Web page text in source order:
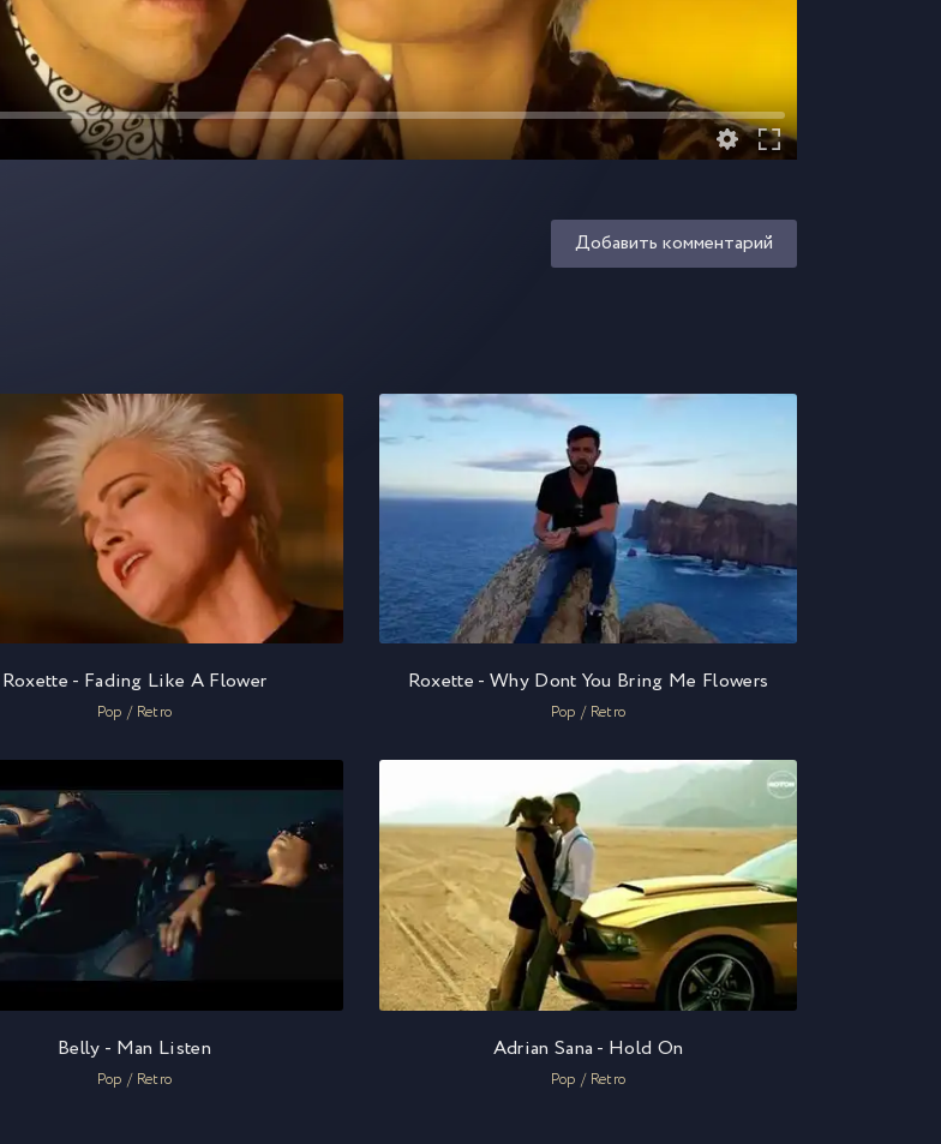
Добавить комментарий
Roxette - Fading Like A Flower
Pop / Retro
Roxette - Why Dont You Bring Me Flowers
Pop / Retro
Belly - Man Listen
Pop / Retro
Adrian Sana - Hold On
Pop / Retro